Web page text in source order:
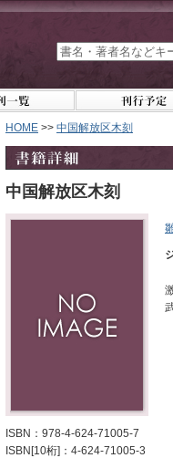
HOME >> 中国解放区木刻
中国解放区木刻
ISBN：978-4-624-71005-7
ISBN[10桁]：4-624-71005-3